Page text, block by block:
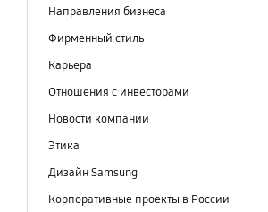
Направления бизнеса
Фирменный стиль
Карьера
Отношения с инвесторами
Новости компании
Этика
Дизайн Samsung
Корпоративные проекты в России